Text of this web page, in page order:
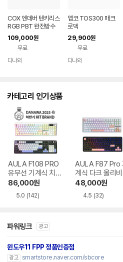
COX 엔데버 텐키리스
RGB PBT 완전방수
무접점 화이트 (45g)
109,000원
무료
다나와
앱코 TOS300 매크
로덱
29,900원
무료
다나와
카테고리 인기상품
AULA F108 PRO
유무선 기계식 치즈
화이트 한글
86,000원
5.0 (142)
AULA F87 Pro
계식 다크 올리
한글
48,000원
4.5 (32)
파워링크 광고
윈도우11 FPP 정품인증점
광고 smartstore.naver.com/sbcore